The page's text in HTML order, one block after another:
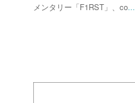
メンタリー「F1RST」、co...